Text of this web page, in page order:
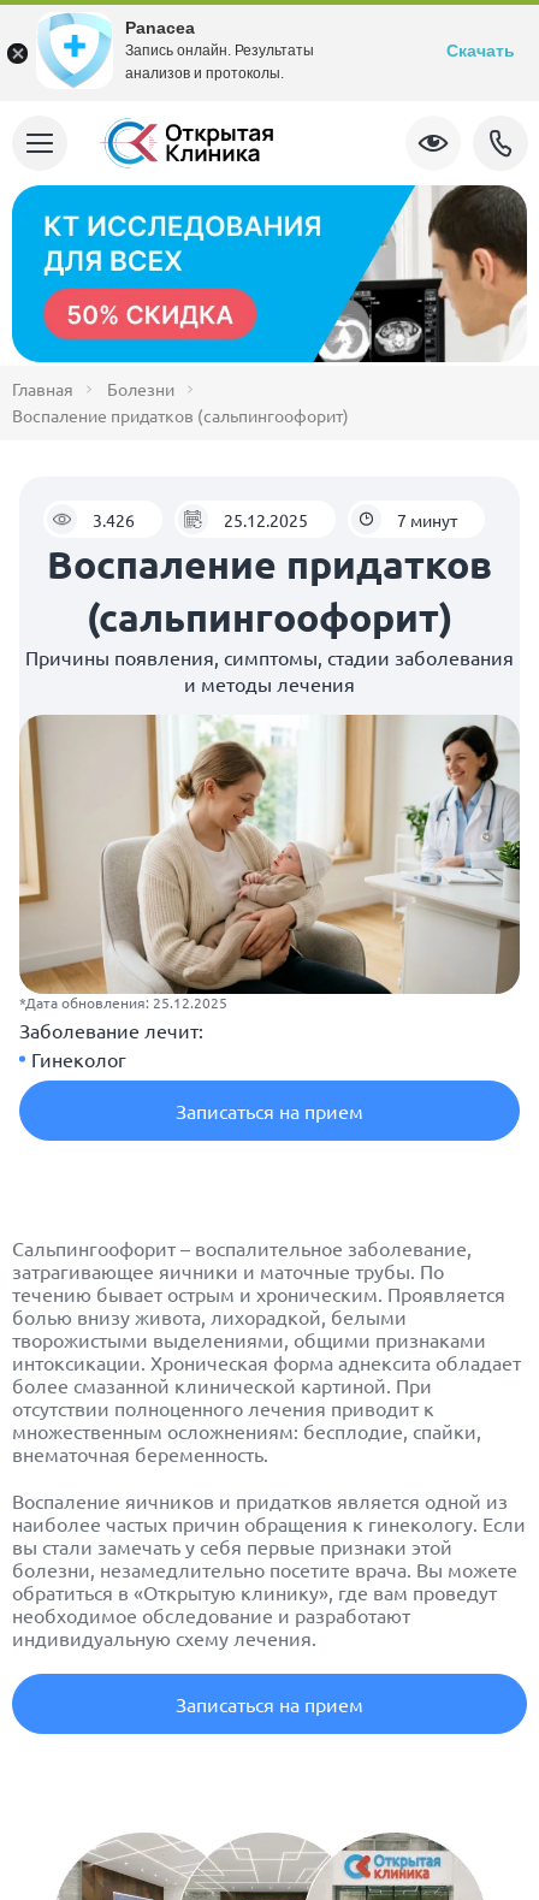
Главная
Болезни
Воспаление придатков (сальпингоофорит)
3.426 25.12.2025 7 минут
Воспаление придатков
(сальпингоофорит)
Причины появления, симптомы, стадии заболевания
и методы лечения
*Дата обновления: 25.12.2025
Заболевание лечит:
Гинеколог
Записаться на прием
Сальпингоофорит – воспалительное заболевание,
затрагивающее яичники и маточные трубы. По
течению бывает острым и хроническим. Проявляется
болью внизу живота, лихорадкой, белыми
творожистыми выделениями, общими признаками
интоксикации. Хроническая форма аднексита обладает
более смазанной клинической картиной. При
отсутствии полноценного лечения приводит к
множественным осложнениям: бесплодие, спайки,
внематочная беременность.
Воспаление яичников и придатков является одной из
наиболее частых причин обращения к гинекологу. Если
вы стали замечать у себя первые признаки этой
болезни, незамедлительно посетите врача. Вы можете
обратиться в «Открытую клинику», где вам проведут
необходимое обследование и разработают
индивидуальную схему лечения.
Записаться на прием
Panacea
Запись онлайн. Результаты
анализов и протоколы.
Скачать